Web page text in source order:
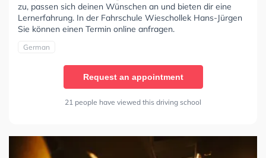
zu, passen sich deinen Wünschen an und bieten dir eine
Lernerfahrung. In der Fahrschule Wieschollek Hans-Jürgen
Sie können einen Termin online anfragen.
German
Request an appointment
21 people have viewed this driving school